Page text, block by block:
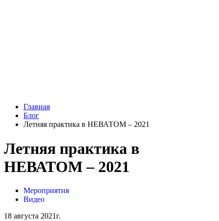
Главная
Блог
Летняя практика в НЕВАТОМ – 2021
Летняя практика в
НЕВАТОМ – 2021
Мероприятия
Видео
18 августа 2021г.